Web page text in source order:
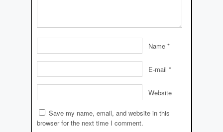
Name *
E-mail *
Website
Save my name, email, and website in this
browser for the next time I comment.